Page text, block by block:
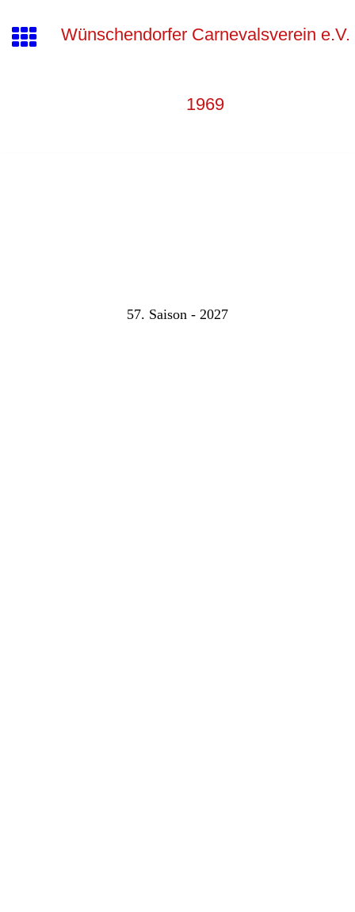
Wünschendorfer Carnevalsverein e.V.
1969
57. Saison - 2027